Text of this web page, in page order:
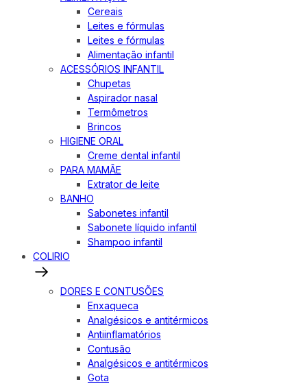
Cereais
Leites e fórmulas
Leites e fórmulas
Alimentação infantil
ACESSÓRIOS INFANTIL
Chupetas
Aspirador nasal
Termômetros
Brincos
HIGIENE ORAL
Creme dental infantil
PARA MAMÃE
Extrator de leite
BANHO
Sabonetes infantil
Sabonete líquido infantil
Shampoo infantil
COLIRIO
DORES E CONTUSÕES
Enxaqueca
Analgésicos e antitérmicos
Antiinflamatórios
Contusão
Analgésicos e antitérmicos
Gota